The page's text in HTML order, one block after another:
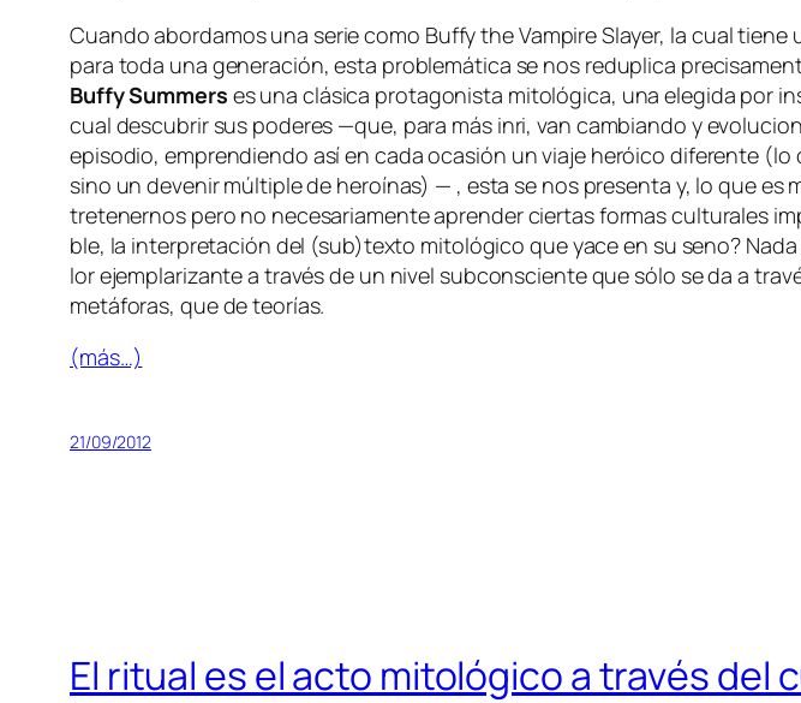
Cuando abor­da­mos una se­rie co­mo Buffy the Vampire Slayer, la cual tie­ne
pa­ra to­da una ge­ne­ra­ción, es­ta pro­ble­má­ti­ca se nos re­du­pli­ca
Buffy Summers es una clá­si­ca pro­ta­go­nis­ta mi­to­ló­gi­ca, una ele­gi­da por
cual des­cu­brir sus po­de­res —que, pa­ra más in­ri, van cam­bian­do y
epi­so­dio, em­pren­dien­do así en ca­da oca­sión un via­je he­rói­co di­fe­ren­te
sino un de­ve­nir múl­ti­ple de he­roí­nas) — , es­ta se nos pre­sen­ta y, lo que
tre­te­ner­nos pe­ro no ne­ce­sa­ria­men­te apren­der cier­tas for­mas cul­tu­ra­les
ble, la in­ter­pre­ta­ción del (sub)texto mi­to­ló­gi­co que ya­ce en su seno?
lor ejem­pla­ri­zan­te a tra­vés de un ni­vel sub­cons­cien­te que só­lo se da a
me­tá­fo­ras, que de teorías.
(más…)
21/09/2012
El ritual es el acto mitológico a través del